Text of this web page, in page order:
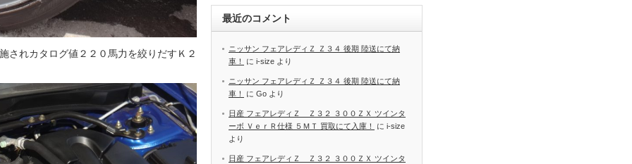
されカタログ値２２０馬力を絞りだすＫ２
最近のコメント
ニッサン フェアレディＺ Ｚ３４ 後期 陸送にて納
車！
に i-size より
ニッサン フェアレディＺ Ｚ３４ 後期 陸送にて納
車！
に Go より
日産 フェアレディＺ Ｚ３２ ３００ＺＸ ツインタ
ーボ ＶｅｒＲ仕様 ５ＭＴ 買取にて入庫！
に i-size
より
日産 フェアレディＺ Ｚ３２ ３００ＺＸ ツインタ